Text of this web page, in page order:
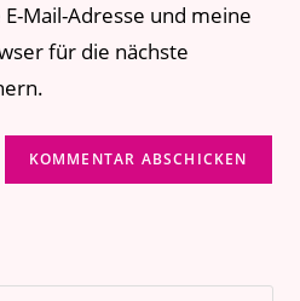
Mail-Adresse und meine
für die nächste